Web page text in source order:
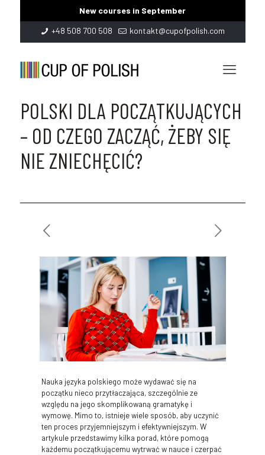
New courses in September
+48 508 700 508
kontakt@cupofpolish.com
POLSKI DLA POCZĄTKUJĄCYCH
– OD CZEGO ZACZĄĆ, ŻEBY SIĘ
NIE ZNIECHĘCIĆ?
Nauka języka polskiego może wydawać się na
początku nieco przytłaczająca, szczególnie ze
względu na jego skomplikowaną gramatykę i
wymowę. Mimo to, istnieje wiele sposób, aby uczynić
ten proces przyjemniejszym i efektywniejszym. W
artykule przedstawimy kilka porad, które pomogą
każdemu początkującemu wytrwać w nauce i czerpać